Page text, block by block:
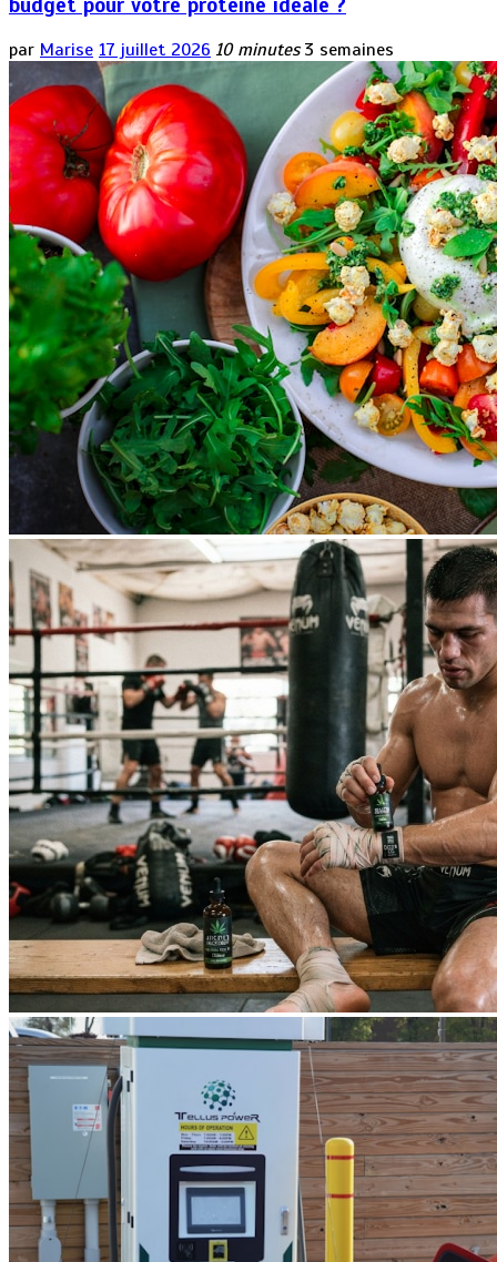
budget pour votre protéine idéale ?
par Marise 17 juillet 2026 10 minutes 3 semaines